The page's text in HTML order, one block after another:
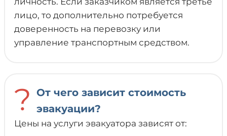
лицо, то дополнительно потребуется
доверенность на перевозку или
управление транспортным средством.
? От чего зависит стоимость
эвакуации?
Цены на услуги эвакуатора зависят от: